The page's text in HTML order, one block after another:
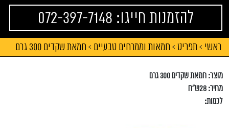
להזמנות חייגו: 072-397-7148
ראשי > תפריט > חמאות וממרחים טבעיים > חמאת שקדים 300 גרם
מוצר: חמאת שקדים 300 גרם
מחיר: 28ש"ח
לכמות: